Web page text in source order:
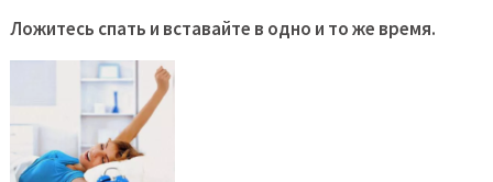
Ложитесь спать и вставайте в одно и то же время.